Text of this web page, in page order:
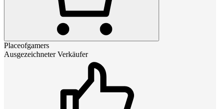
Placeofgamers
Ausgezeichneter Verkäufer